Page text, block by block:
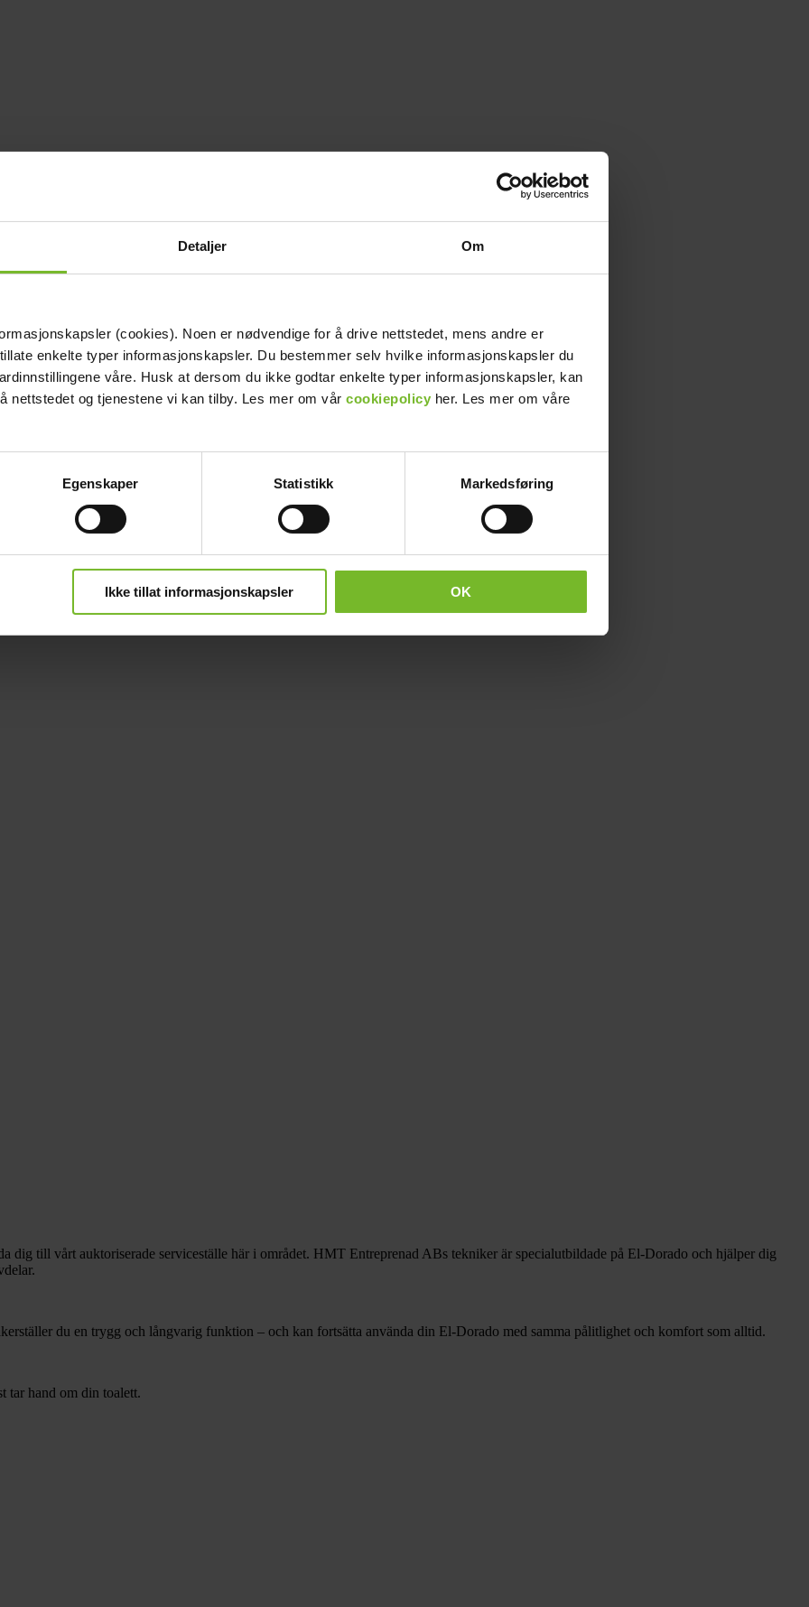
Detaljer Om
(cookies). Noen er nødvendige for å drive nettstedet, mens andre er
enkelte typer informasjonskapsler. Du bestemmer selv hvilke informasjonskapsler du
våre. Husk at dersom du ikke godtar enkelte typer informasjonskapsler, kan
nettstedet og tjenestene vi kan tilby. Les mer om vår cookiepolicy her. Les mer om våre
Egenskaper Statistikk Markedsføring
Ikke tillat informasjonskapsler OK
dig till vårt auktoriserade serviceställe här i området. HMT Entreprenad ABs tekniker är specialutbildade på El-Dorado och hjälper dig
du en trygg och långvarig funktion – och kan fortsätta använda din El-Dorado med samma pålitlighet och komfort som alltid.
tar hand om din toalett.